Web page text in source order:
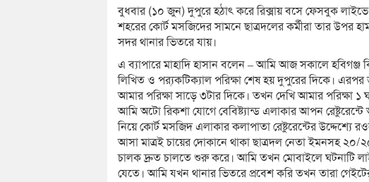
বুধবার (১০ জুন) দুপুরে হঠাৎ করে রিক্সায় বসে ফেসবুক
শহরের কোর্ট মসজিদের সামনে ছাত্রদলের কর্মীরা তার উপর
সদর থানার ভিতরে যায়।
এ ব্যাপারে মাহাদি হাসান বলেন – আমি আজ সকালে হবিগঞ্জ
লিখিত ও প্র‍্যকটিক্যাল পরিক্ষা শেষ হয় দুপুরের দিকে।
আমার পরিক্ষা সাড়ে ৩টার দিকে। তখন দেখি আমার পরিক্ষা
আমি অটো রিকশা যোগে বেবিষ্ট্যান্ড এলাকার আপন রেষ্টুরেন্টে
নিয়ে কোর্ট মসজিদ এলাকার কলাপাতা রেষ্টুরেন্টের উদ্দেশ্যে
আসা মাত্রই চায়ের দোকানে থাকা ছাত্রদল নেতা ইমনসহ
চালক দ্রুত চালতে শুরু করে। আমি তখন মোবাইলে ঘটনাটি
যেতে। আমি যখন থানার ভিতরে প্রবেশ করি তখন তারা